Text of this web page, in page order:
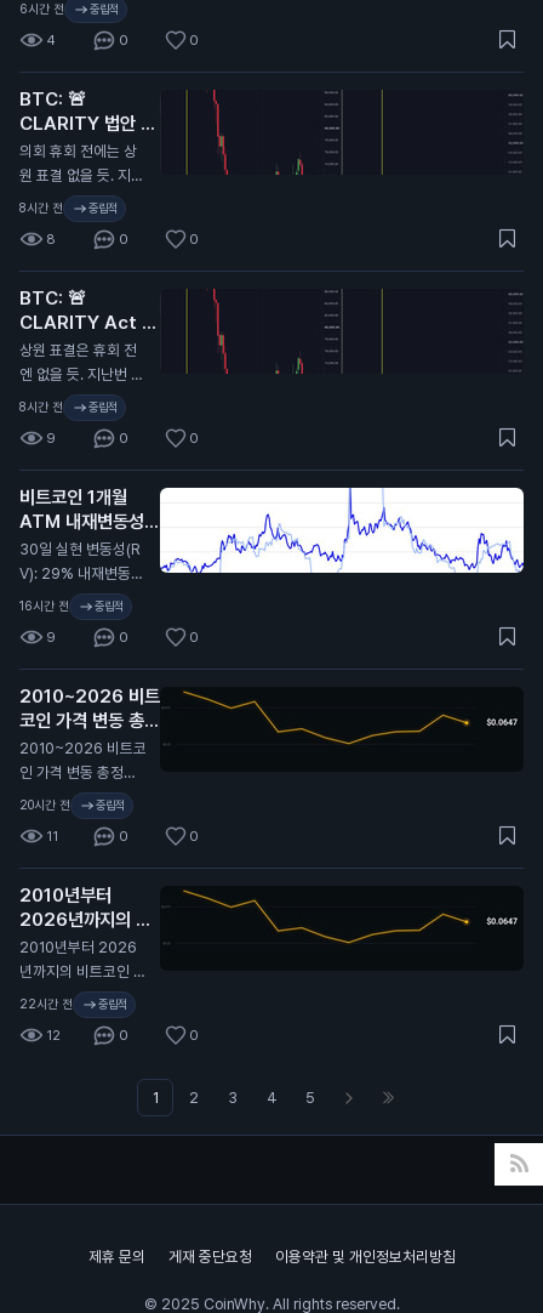
6시간 전 중립적
4 0 0
BTC: 🚨
CLARITY 법안 또
연기...
N
의회 휴회 전에는 상
원 표결 없을 듯. 지난
번에 CLARITY 법안
이 미뤄졌을 때 비트
코인 9.7만 달러에서
6.4만 달러로 떡락했
었음. 무슨 말인지 감
오지...
8시간 전 중립적
8 0 0
BTC: 🚨
CLARITY Act 또
연기…
N
상원 표결은 휴회 전
엔 없을 듯. 지난번 C
LARITY Act가 미뤄
졌을 때 비트코인이
9.7만 달러에서 6.4
만 달러까지 떡락했었
지. 무슨 뜻인지 알
지…
8시간 전 중립적
9 0 0
비트코인 1개월
ATM 내재변동성
(IV): 32%
N
30일 실현 변동성(R
V): 29% 내재변동성
이 실현 대비 2.4포인
트 높게 형성돼 있고,
지난 2년 기준 대략 4
6퍼센타일 구간. 극단
적이진 않지만 옵션
시장은 여전히 최근
비트코인이 보여준 것
보다 더 큰 움직임을
프라이싱 중. 여기서
실현 변동성이 따라
올라갈까, 아니면 내
재 변동성이 계속 눌
릴까?
16시간 전 중립적
9 0 0
2010~2026 비트
코인 가격 변동 총정
리 🫡
N
2010~2026 비트코
인 가격 변동 총정리
🫡
20시간 전 중립적
11 0 0
2010년부터
2026년까지의 비
트코인 가격 변동 전
체 역사. 🫡
N
2010년부터 2026
년까지의 비트코인 가
격 변동 전체 역사. 🫡
22시간 전 중립적
12 0 0
1 2 3 4 5
제휴 문의 게재 중단요청 이용약관 및 개인정보처리방침
© 2025 CoinWhy. All rights reserved.